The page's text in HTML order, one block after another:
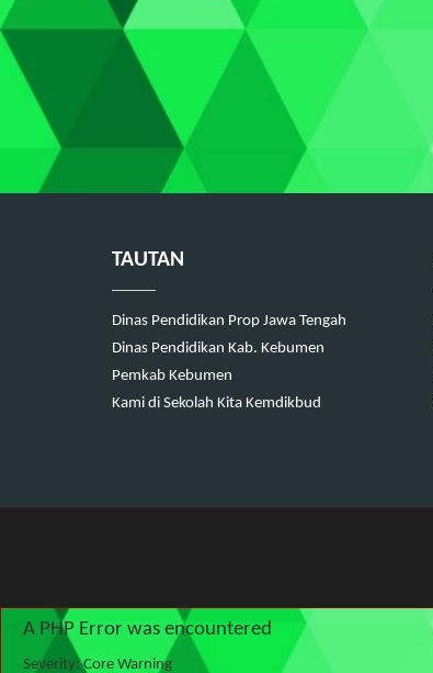
TAUTAN
Dinas Pendidikan Prop Jawa Tengah
Dinas Pendidikan Kab. Kebumen
Pemkab Kebumen
Kami di Sekolah Kita Kemdikbud
A PHP Error was encountered
Severity: Core Warning